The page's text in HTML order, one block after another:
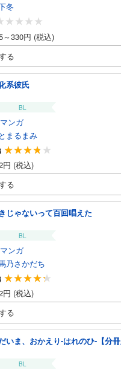
冬
～330円 (税込)
る
系彼氏
BL
ンガ
まるまみ
円 (税込)
る
じゃないって百回唱えた
BL
ンガ
乃さかだち
円 (税込)
る
いま、おかえり-はれのひ-【分冊
BL